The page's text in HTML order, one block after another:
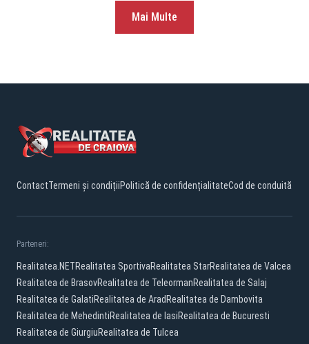
Mai Multe
ContactTermeni și condițiiPolitică de confidențialitateCod de conduită
Parteneri:
Realitatea.NETRealitatea SportivaRealitatea StarRealitatea de Valcea
Realitatea de BrasovRealitatea de TeleormanRealitatea de Salaj
Realitatea de GalatiRealitatea de Arad Realitatea de Dambovita
Realitatea de MehedintiRealitatea de IasiRealitatea de Bucuresti
Realitatea de GiurgiuRealitatea de Tulcea